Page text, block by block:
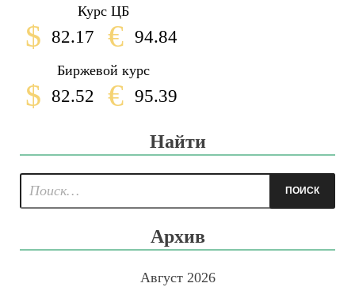
Курс ЦБ
$ 82.17 € 94.84
Биржевой курс
$ 82.52 € 95.39
Найти
Архив
Август 2026